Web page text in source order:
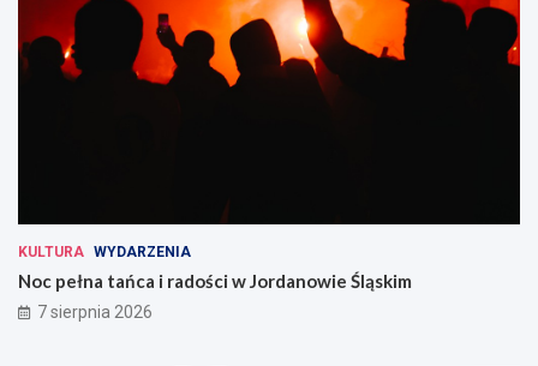
KULTURA WYDARZENIA
Noc pełna tańca i radości w Jordanowie Śląskim
7 sierpnia 2026